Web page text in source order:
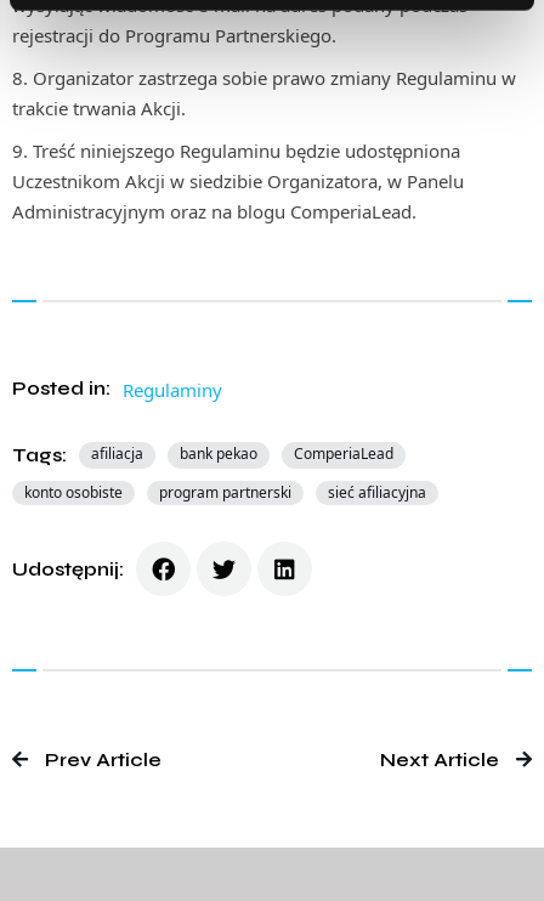
wysyłając wiadomość e-mail na adres podany podczas
rejestracji do Programu Partnerskiego.
Organizator zastrzega sobie prawo zmiany Regulaminu w
trakcie trwania Akcji.
Treść niniejszego Regulaminu będzie udostępniona
Uczestnikom Akcji w siedzibie Organizatora, w Panelu
Administracyjnym oraz na blogu ComperiaLead.
Posted in: Regulaminy
Tags: afiliacja bank pekao
ComperiaLead
konto osobiste
program partnerski sieć afiliacyjna
Udostępnij:
Prev Article Next Article